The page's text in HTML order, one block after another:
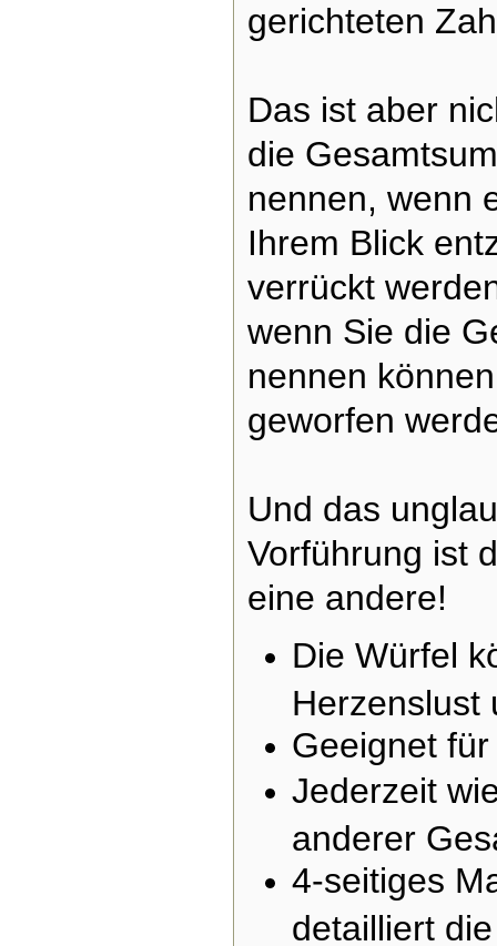
gerichteten
Das ist aber
die
nennen, wenn
Ihrem Blick
verrückt
wenn Sie die
nennen
geworfen
Und das
Vorführung ist
eine andere!
Die Würfel
Herzenslust
Geeignet
Jederzeit
anderer
4-seitiges
detailliert